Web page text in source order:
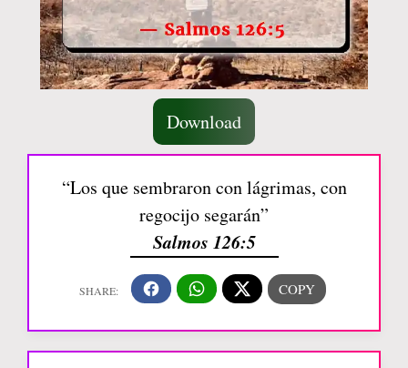
Download
“Los que sembraron con lágrimas, con
regocijo segarán”
Salmos 126:5